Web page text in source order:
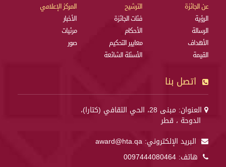
عن الجائزة
الرؤية
الرسالة
الأهداف
القيمة
الترشيح
فئات الجائزة
الأحكام
معايير التحكيم
الأسئلة الشائعة
المركز الإعلامي
الأخبار
مرئيات
صور
اتصل بنا
العنوان: مبنى 28، الحي الثقافي (كتارا)،
الدوحة ، قطر
البريد الإلكتروني: award@hta.qa
هاتف: 0097444080464